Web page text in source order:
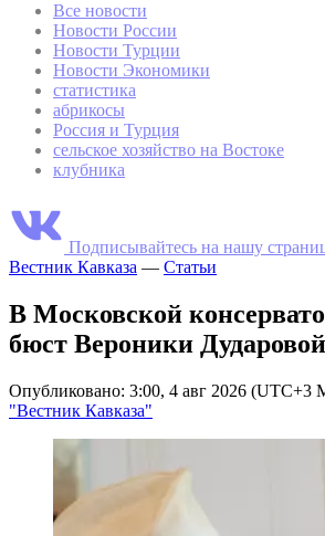
Все новости
Новости России
Новости Турции
Новости Экономики
статистика
абрикосы
Россия и Турция
сельское хозяйство на Востоке
клубника
Подписывайтесь на нашу
Вестник Кавказа — Статьи
В Московской
бюст Вероники Дударовой
Опубликовано: 3:00, 4 авг 2026 (UTC+3
"Вестник Кавказа"